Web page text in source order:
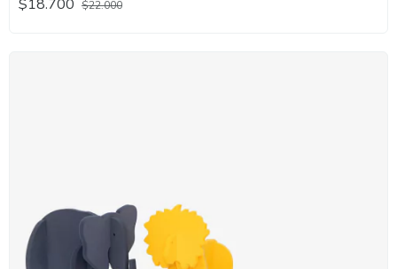
$18.700 $22.000